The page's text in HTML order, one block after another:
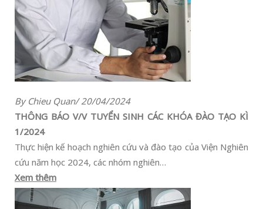
By Chieu Quan/ 20/04/2024
THÔNG BÁO V/V TUYỂN SINH CÁC KHÓA ĐÀO TẠO KÌ
1/2024
Thực hiện kế hoạch nghiên cứu và đào tạo của Viện Nghiên
cứu năm học 2024, các nhóm nghiên…
Xem thêm